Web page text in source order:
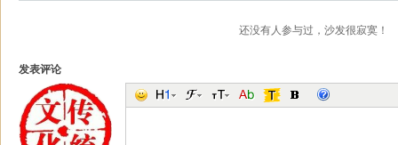
还没有人参与过，沙发很寂寞！
发表评论